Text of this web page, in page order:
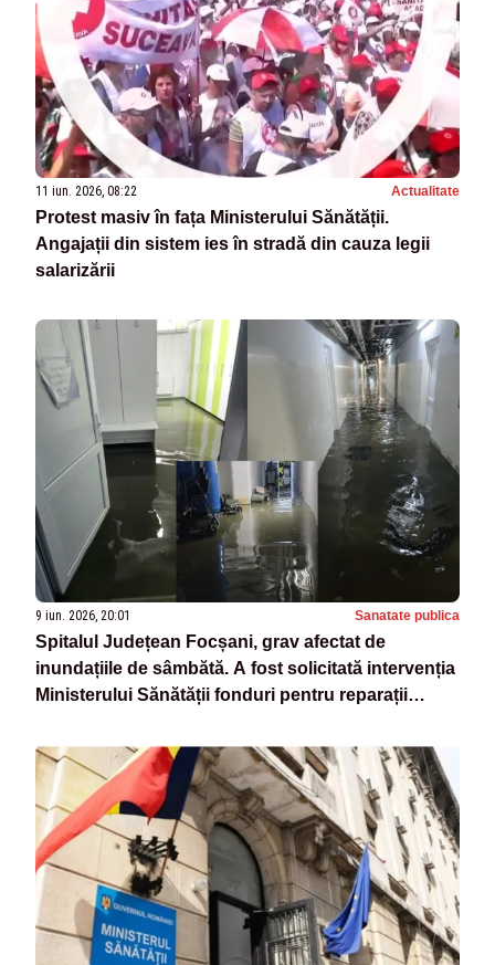
11 iun. 2026, 08:22 Actualitate
Protest masiv în fața Ministerului Sănătății.
Angajații din sistem ies în stradă din cauza legii
salarizării
9 iun. 2026, 20:01 Sanatate publica
Spitalul Județean Focșani, grav afectat de
inundațiile de sâmbătă. A fost solicitată intervenția
Ministerului Sănătății fonduri pentru reparații